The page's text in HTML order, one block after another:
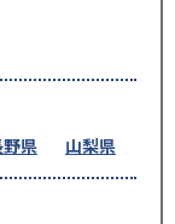
県 山梨県